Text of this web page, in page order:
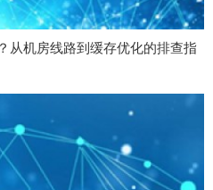
从机房线路到缓存优化的排查指